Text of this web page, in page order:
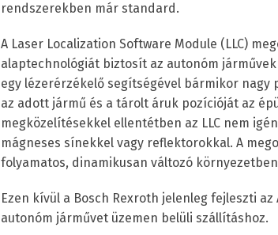
rendszerekben már standard.
A Laser Localization Software Module (LLC)
alaptechnológiát biztosít az autonóm
egy lézerérzékelő segítségével bármikor nagy
az adott jármű és a tárolt áruk pozícióját az
megközelítésekkel ellentétben az LLC nem
mágneses sínekkel vagy reflektorokkal. A
folyamatos, dinamikusan változó
Ezen kívül a Bosch Rexroth jelenleg fejleszti
autonóm járművet üzemen belüli szállításhoz.